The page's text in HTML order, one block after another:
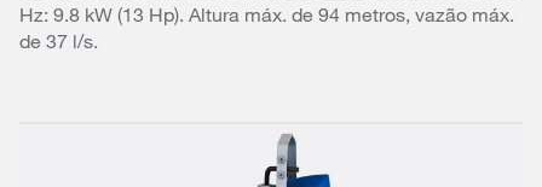
Hz: 9.8 kW (13 Hp). Altura máx. de 94 metros, vazão máx.
de 37 l/s.